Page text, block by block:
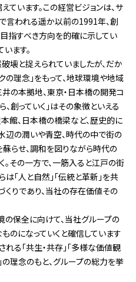
ています。この経営ビジョンは、サ
言われる遥か以前の1991年、創
指すべき方向を的確に示してい
ます。
壊と捉えられていましたが、だか
の理念」をもって、地球環境や地域
の本拠地、東京・日本橋の開発コ
、創っていく」はその象徴といえる
館、日本橋の橋梁など、歴史的に
辺の潤いや青空、時代の中で街の
らせ、調和を図りながら時代の
その一方で、一筋入ると江戸の街
「人と自然」「伝統と革新」を共
くりであり、当社の存在価値その
保全に向けて、当社グループの
のになっていくと確信しています
れる「共生・共存」「多様な価値観
理念のもと、グループの総力を挙